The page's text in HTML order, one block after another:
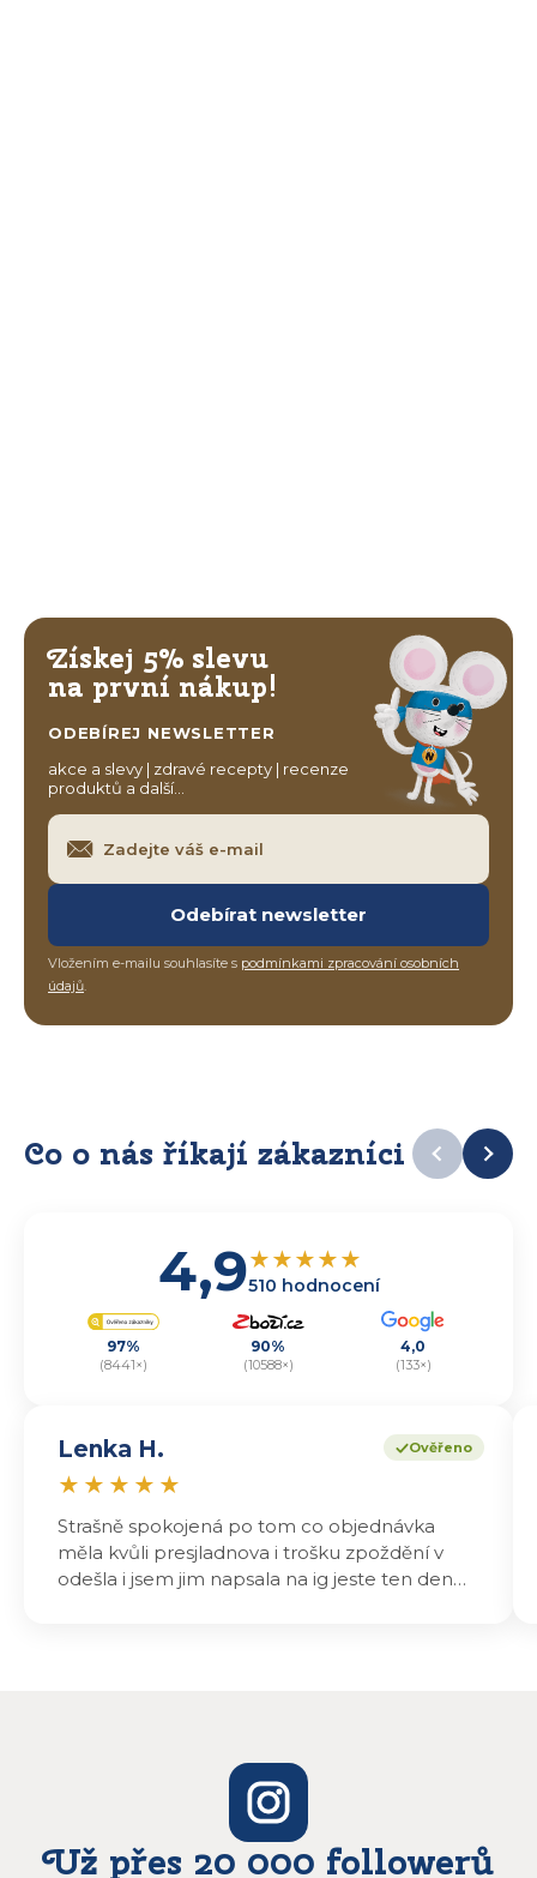
Získej 5% slevu
na první nákup!
ODEBÍREJ NEWSLETTER
akce a slevy | zdravé recepty | recenze
produktů a další…
Odebírat newsletter
Vložením e-mailu souhlasíte s podmínkami zpracování osobních
údajů.
Co o nás říkají zákazníci
4,9★★★★★
510 hodnocení
97%
(8441×)
90%
(10588×)
4,0
(133×)
Ověřeno
Lenka H.
★ ★ ★ ★ ★
Strašně spokojená po tom co objednávka
měla kvůli presjladnova i trošku zpoždění v
odešla i jsem jim napsala na ig jeste ten den
Už přes 20 000 followerů